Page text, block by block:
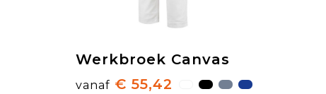
Werkbroek Canvas
vanaf € 55,42